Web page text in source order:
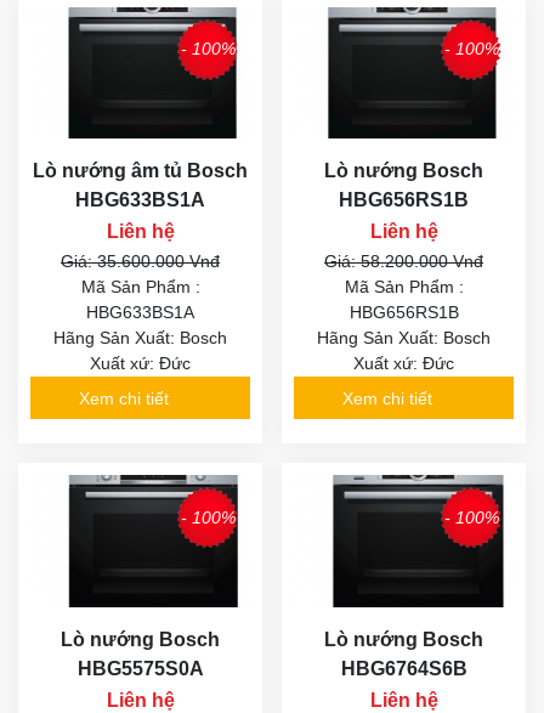
- 100%
Lò nướng âm tủ Bosch
HBG633BS1A
Liên hệ
Giá: 35.600.000 Vnđ
Mã Sản Phẩm :
HBG633BS1A
Hãng Sản Xuất: Bosch
Xuất xứ: Đức
Xem chi tiết
- 100%
Lò nướng Bosch
HBG656RS1B
Liên hệ
Giá: 58.200.000 Vnđ
Mã Sản Phẩm :
HBG656RS1B
Hãng Sản Xuất: Bosch
Xuất xứ: Đức
Xem chi tiết
- 100%
Lò nướng Bosch
HBG5575S0A
Liên hệ
- 100%
Lò nướng Bosch
HBG6764S6B
Liên hệ